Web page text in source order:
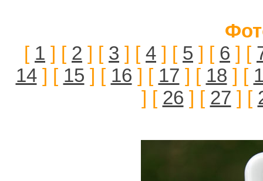
[ 1 ] [ 2 ] [ 3 ] [ 4 ] [ 5 ] [ 6 ] [
14] [ 15 ] [ 16 ] [ 17 ] [ 18 ] [
] [ 26 ] [ 27 ] [